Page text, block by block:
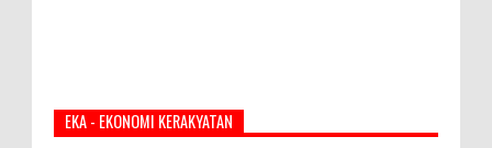
EKA - EKONOMI KERAKYATAN